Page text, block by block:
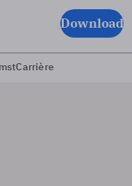
Download
Carrière